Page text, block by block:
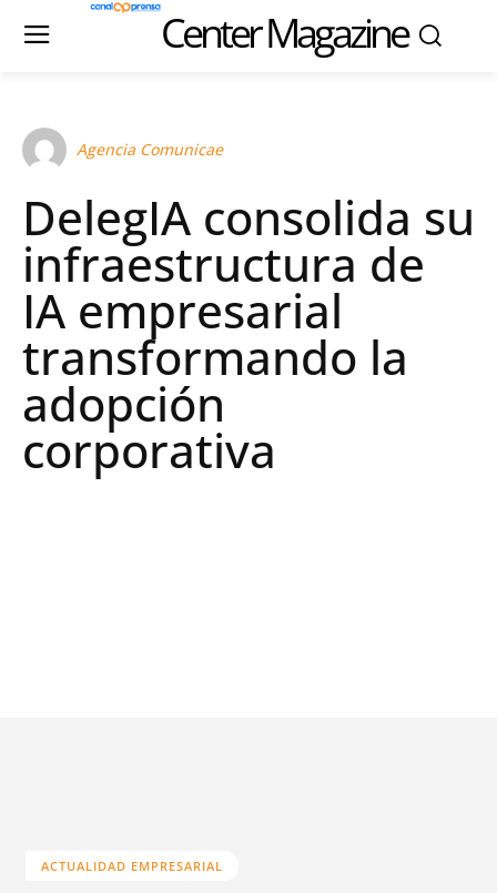
Center Magazine
Agencia Comunicae
DelegIA consolida su
infraestructura de
IA empresarial
transformando la
adopción
corporativa
ACTUALIDAD EMPRESARIAL